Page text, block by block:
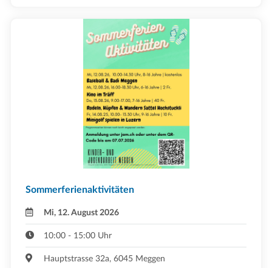
Sommerferienaktivitäten
Mi, 12. August 2026
10:00 - 15:00 Uhr
Hauptstrasse 32a, 6045 Meggen